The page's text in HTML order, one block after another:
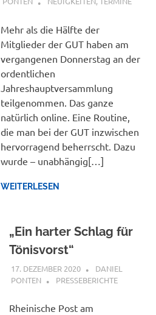
Mehr als die Hälfte der
Mitglieder der GUT haben am
vergangenen Donnerstag an der
ordentlichen
Jahreshauptversammlung
teilgenommen. Das ganze
natürlich online. Eine Routine,
die man bei der GUT inzwischen
hervorragend beherrscht. Dazu
wurde – unabhängig[…]
WEITERLESEN
„Ein harter Schlag für
Tönisvorst“
17. DEZEMBER 2020
DANIEL
PONTEN
PRESSEBERICHTE
Rheinische Post am